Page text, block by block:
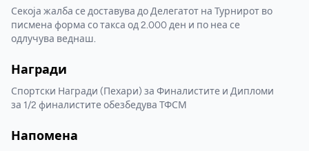
Секоја жалба се доставува до Делегатот на Турнирот во
писмена форма со такса од 2.000 ден и по неа се
одлучува веднаш.
Награди
Спортски Награди (Пехари) за Финалистите и Дипломи
за 1/2 финалистите обезбедува ТФСМ
Напомена